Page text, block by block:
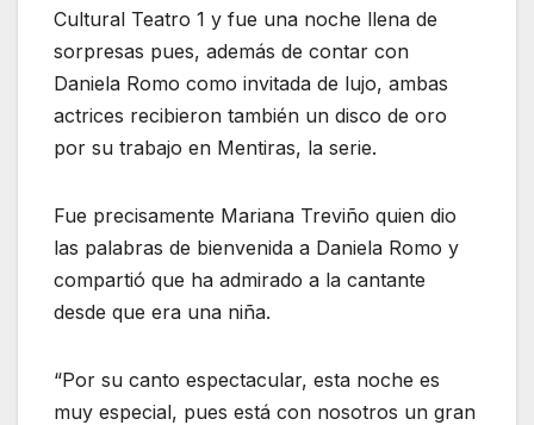
Cultural Teatro 1 y fue una noche llena de
sorpresas pues, además de contar con
Daniela Romo como invitada de lujo, ambas
actrices recibieron también un disco de oro
por su trabajo en Mentiras, la serie.
Fue precisamente Mariana Treviño quien dio
las palabras de bienvenida a Daniela Romo y
compartió que ha admirado a la cantante
desde que era una niña.
“Por su canto espectacular, esta noche es
muy especial, pues está con nosotros un gran